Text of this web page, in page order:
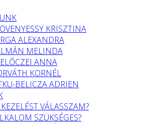
KRISZTINA
ALEXANDRA
MELINDA
ANNA
KORNÉL
BELICZA ADRIEN
VÁLASSZAM?
SZÜKSÉGES?